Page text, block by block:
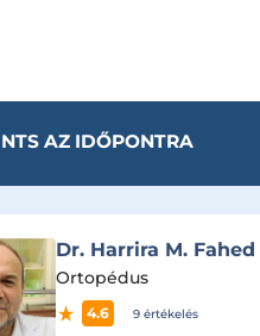
AZ IDŐPONTRA
Dr. Harrira M. Fahed
Ortopédus
4.6 9 értékelés